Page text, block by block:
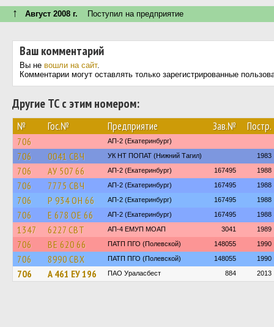
↑ Август 2008 г. Поступил на предприятие
Ваш комментарий
Вы не вошли на сайт.
Комментарии могут оставлять только зарегистрированные
Другие ТС с этим номером:
№ Гос.№ Предприятие Зав.№ Постр.
706 АП-2 (Екатеринбург)
706 0041 СВЧ УК НТ ПОПАТ (Нижний Тагил) 1983
706 АУ 507 66 АП-2 (Екатеринбург) 167495 1988
706 7775 СВЧ АП-2 (Екатеринбург) 167495 1988
706 Р 934 ОН 66 АП-2 (Екатеринбург) 167495 1988
706 Е 678 ОЕ 66 АП-2 (Екатеринбург) 167495 1988
1347 6227 СВТ АП-4 ЕМУП МОАП 3041 1989
706 ВЕ 620 66 ПАТП ПГО (Полевской) 148055 1990
706 8990 СВХ ПАТП ПГО (Полевской) 148055 1990
706 А 461 ЕУ 196 ПАО Ураласбест 884 2013